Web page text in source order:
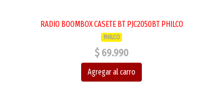
RADIO BOOMBOX CASETE BT PJC2050BT PHILCO
PHILCO
$ 69.990
Agregar al carro